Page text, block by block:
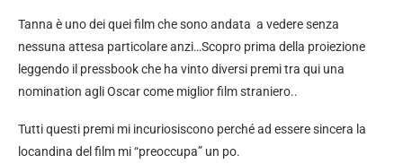
Tanna è uno dei quei film che sono andata a vedere senza
nessuna attesa particolare anzi…Scopro prima della proiezione
leggendo il pressbook che ha vinto diversi premi tra qui una
nomination agli Oscar come miglior film straniero..
Tutti questi premi mi incuriosiscono perché ad essere sincera la
locandina del film mi “preoccupa” un po.